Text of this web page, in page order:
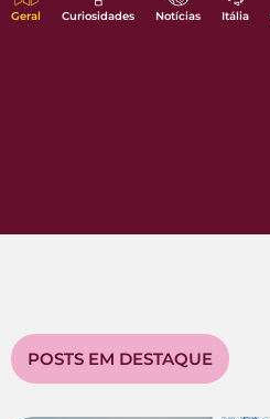
Geral Curiosidades Notícias Itália
POSTS EM DESTAQUE